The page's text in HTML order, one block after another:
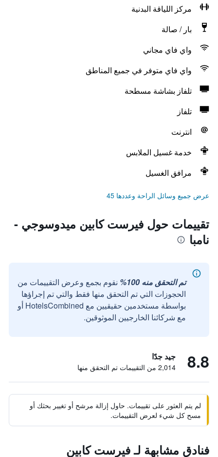
مركز اللياقة البدنية
بار / صالة
واي فاي مجاني
واي فاي متوفر في جميع المناطق
تلفاز بشاشة مسطحة
تلفاز
انترنت
خدمة غسيل الملابس
مرافق الغسيل
عرض جميع وسائل الراحة وعددها 45
تقييمات حول فيرست كابين ميدوسوجي -
نامبا
تم التحقق منه 100%
نقوم بجمع وعرض التقييمات من
الحجوزات التي تم التحقق منها فقط والتي تم إجراؤها
بواسطة مستخدمين حقيقيين مع HotelsCombined أو
مع شركائنا الخارجيين الموثوقين.
8.8 جيد جدًا
2,014 من التقييمات تم التحقق منها
لم يتم العثور على تقييمات. حاول إزالة مرشح أو تغيير بحثك أو
مسح كل شيء لعرض التقييمات.
فنادق مشابهة لـ فيرست كابين